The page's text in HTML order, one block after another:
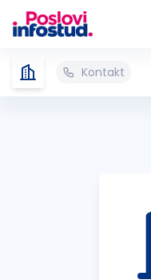
Kontakt